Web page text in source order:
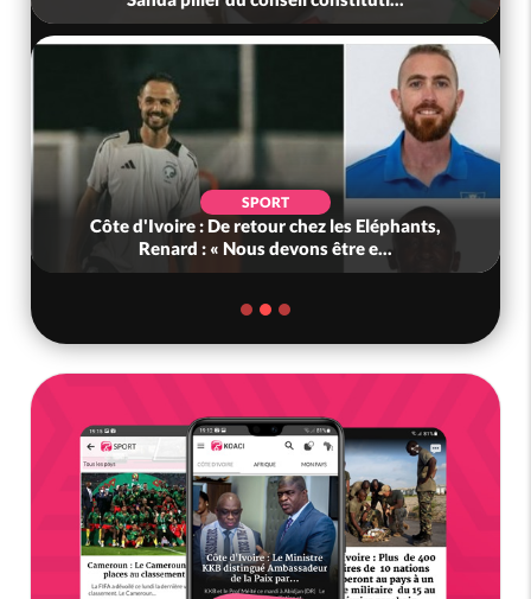
SPORT
Côte d'Ivoire : De retour chez les Eléphants,
Renard : « Nous devons être e...